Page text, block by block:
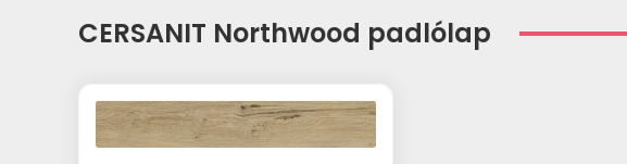
CERSANIT Northwood padlólap